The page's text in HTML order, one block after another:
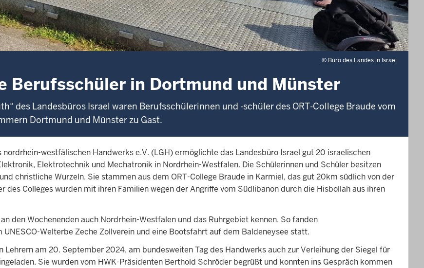
© Büro des Landes in Israel
Berufsschüler in Dortmund und Münster
des Landesbüros Israel waren Berufsschülerinnen und -schüler des ORT-College Braude vom
Dortmund und Münster zu Gast.
westfälischen Handwerks e.V. (LGH) ermöglichte das Landesbüro Israel gut 20 israelischen
Elektrotechnik und Mechatronik in Nordrhein-Westfalen. Die Schülerinnen und Schüler besitzen
christliche Wurzeln. Sie stammen aus dem ORT-College Braude in Karmiel, das gut 20km südlich von der
des Colleges wurden mit ihren Familien wegen der Angriffe vom Südlibanon durch die Hisbollah aus ihren
den Wochenenden auch Nordrhein-Westfalen und das Ruhrgebiet kennen. So fanden
Welterbe Zeche Zollverein und eine Bootsfahrt auf dem Baldeneysee statt.
am 20. September 2024, am bundesweiten Tag des Handwerks auch zur Verleihung der Siegel für
Sie wurden vom HWK-Präsidenten Berthold Schröder begrüßt und konnten ins Gespräch kommen